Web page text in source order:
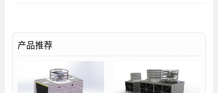
产品推荐